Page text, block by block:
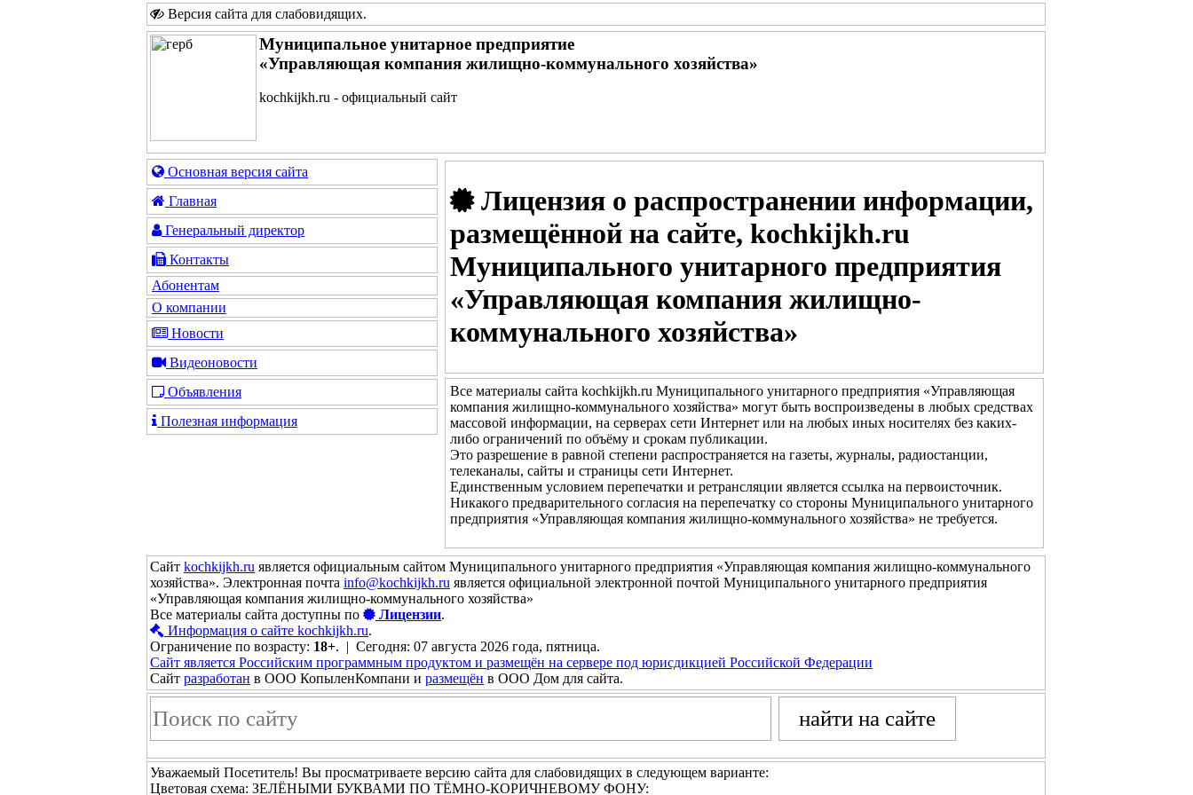
Версия сайта для слабовидящих.
Муниципальное унитарное предприятие
«Управляющая компания жилищно-коммунального хозяйства»
kochkijkh.ru - официальный сайт
Основная версия сайта
Главная
Генеральный директор
Контакты
Абонентам
О компании
Новости
Видеоновости
Объявления
Полезная информация
Лицензия о распространении информации,
размещённой на сайте, kochkijkh.ru
Муниципального унитарного предприятия
«Управляющая компания жилищно-
коммунального хозяйства»
Все материалы сайта kochkijkh.ru Муниципального унитарного предприятия «Управляющая
компания жилищно-коммунального хозяйства» могут быть воспроизведены в любых средствах
массовой информации, на серверах сети Интернет или на любых иных носителях без каких-
либо ограничений по объёму и срокам публикации.
Это разрешение в равной степени распространяется на газеты, журналы, радиостанции,
телеканалы, сайты и страницы сети Интернет.
Единственным условием перепечатки и ретрансляции является ссылка на первоисточник.
Никакого предварительного согласия на перепечатку со стороны Муниципального унитарного
предприятия «Управляющая компания жилищно-коммунального хозяйства» не требуется.
Сайт kochkijkh.ru является официальным сайтом Муниципального унитарного предприятия «Управляющая компания жилищно-коммунального
хозяйства». Электронная почта info@kochkijkh.ru является официальной электронной почтой Муниципального унитарного предприятия
«Управляющая компания жилищно-коммунального хозяйства»
Все материалы сайта доступны по
Лицензии.
Информация о сайте kochkijkh.ru.
Ограничение по возрасту: 18+. | Сегодня: 07 августа 2026 года, пятница.
Сайт является Российским программным продуктом и размещён на сервере под юрисдикцией Российской Федерации
Сайт разработан в ООО КопыленКомпани и размещён в ООО Дом для сайта.
Уважаемый Посетитель! Вы просматриваете версию сайта для слабовидящих в следующем варианте:
Цветовая схема: ЗЕЛЁНЫМИ БУКВАМИ ПО ТЁМНО-КОРИЧНЕВОМУ ФОНУ: